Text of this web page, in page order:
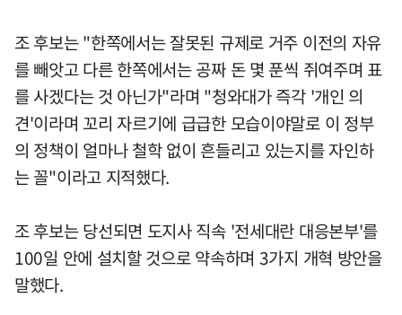
조 후보는 "한쪽에서는 잘못된 규제로 거주 이전의 자유
를 빼앗고 다른 한쪽에서는 공짜 돈 몇 푼씩 쥐여주며 표
를 사겠다는 것 아닌가"라며 "청와대가 즉각 '개인 의
견'이라며 꼬리 자르기에 급급한 모습이야말로 이 정부
의 정책이 얼마나 철학 없이 흔들리고 있는지를 자인하
는 꼴"이라고 지적했다.
조 후보는 당선되면 도지사 직속 '전세대란 대응본부'를
100일 안에 설치할 것으로 약속하며 3가지 개혁 방안을
말했다.